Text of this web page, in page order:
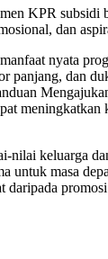
KPR subsidi
dan
nyata
panjang, dan
meningkatkan
nilai keluarga
untuk masa
promosi